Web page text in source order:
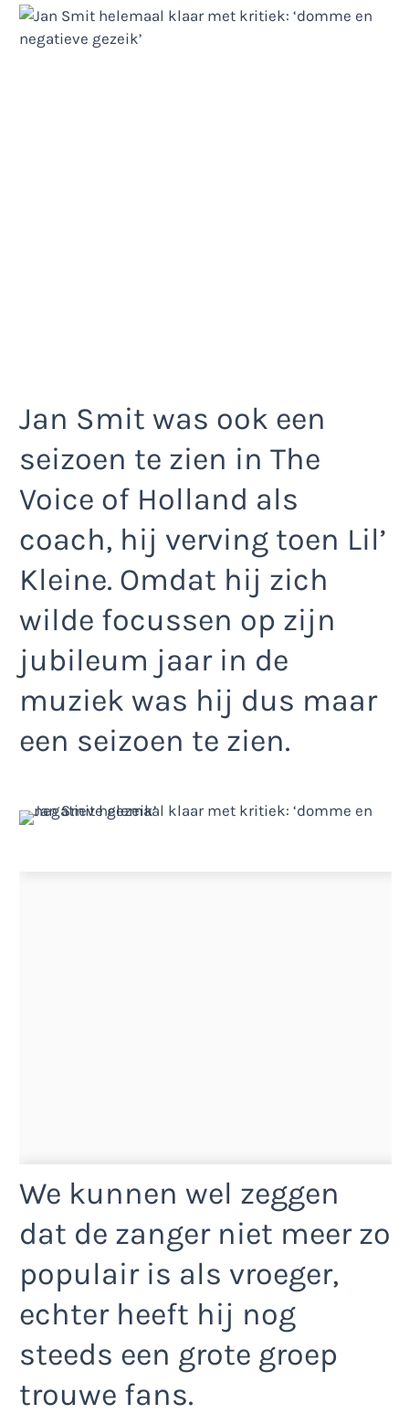
Jan Smit was ook een
seizoen te zien in The
Voice of Holland als
coach, hij verving toen Lil’
Kleine. Omdat hij zich
wilde focussen op zijn
jubileum jaar in de
muziek was hij dus maar
een seizoen te zien.
We kunnen wel zeggen
dat de zanger niet meer zo
populair is als vroeger,
echter heeft hij nog
steeds een grote groep
trouwe fans.